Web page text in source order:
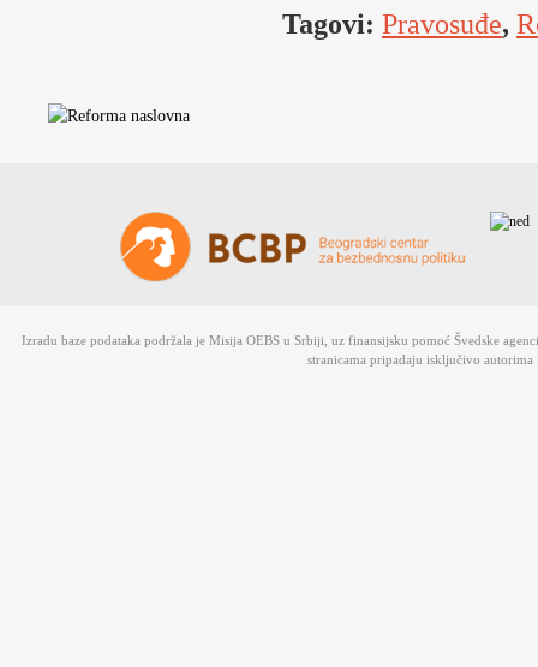
Tagovi: Pravosuđe,
Izradu baze podataka podržala je Misija OEBS u Srbiji, uz finansijsku pomoć Švedske
stranicama pripadaju isključivo